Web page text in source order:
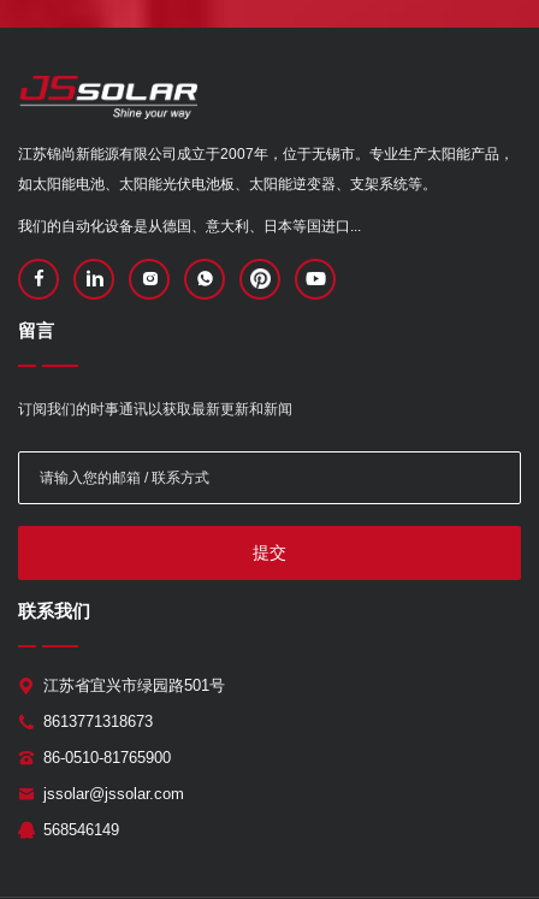
江苏锦尚新能源有限公司成立于2007年，位于无锡市。专业生产太阳能产品，
如太阳能电池、太阳能光伏电池板、太阳能逆变器、支架系统等。
我们的自动化设备是从德国、意大利、日本等国进口...
留言
订阅我们的时事通讯以获取最新更新和新闻
提交
联系我们
江苏省宜兴市绿园路501号
8613771318673
86-0510-81765900
jssolar@jssolar.com
568546149